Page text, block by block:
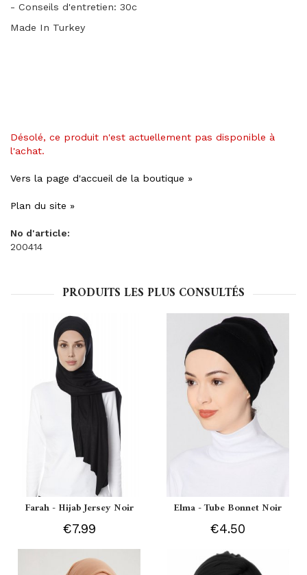
- Conseils d'entretien: 30c
Made In Turkey
Désolé, ce produit n'est actuellement pas disponible à
l'achat.
Vers la page d'accueil de la boutique »
Plan du site »
No d'article:
200414
PRODUITS LES PLUS CONSULTÉS
Farah - Hijab Jersey Noir
€7.99
Elma - Tube Bonnet Noir
€4.50